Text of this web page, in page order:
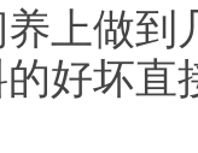
做到
好坏